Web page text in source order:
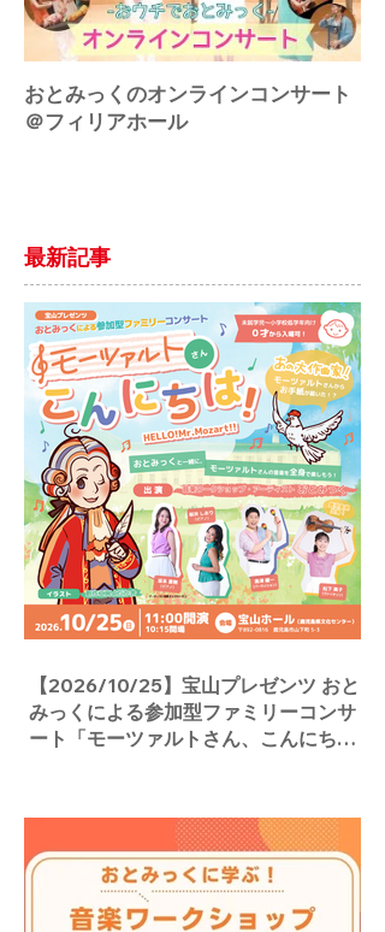
おとみっくのオンラインコンサート
＠フィリアホール
最新記事
【2026/10/25】宝山プレゼンツ おと
みっくによる参加型ファミリーコンサ
ート「モーツァルトさん、こんにち